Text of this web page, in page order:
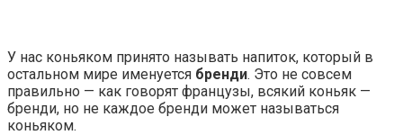
У нас коньяком принято называть напиток, который в
остальном мире именуется бренди. Это не совсем
правильно — как говорят французы, всякий коньяк —
бренди, но не каждое бренди может называться
коньяком.